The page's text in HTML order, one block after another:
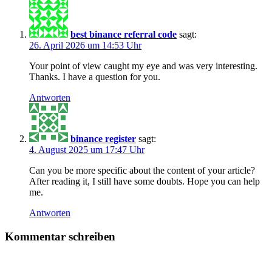
best binance referral code sagt:
26. April 2026 um 14:53 Uhr
Your point of view caught my eye and was very interesting.
Thanks. I have a question for you.
Antworten
binance register sagt:
4. August 2025 um 17:47 Uhr
Can you be more specific about the content of your article?
After reading it, I still have some doubts. Hope you can help
me.
Antworten
Kommentar schreiben